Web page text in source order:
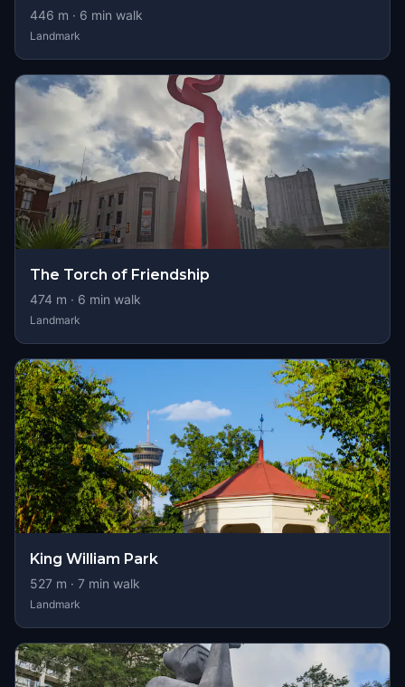
446 m · 6 min walk
Landmark
The Torch of Friendship
474 m · 6 min walk
Landmark
King William Park
527 m · 7 min walk
Landmark